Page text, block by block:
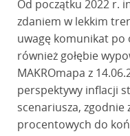
Od początku 2022 r.
zdaniem w lekkim
uwagę komunikat po
również gołębie
MAKROmapa z
perspektywy inflacji
scenariusza, zgodnie
procentowych do